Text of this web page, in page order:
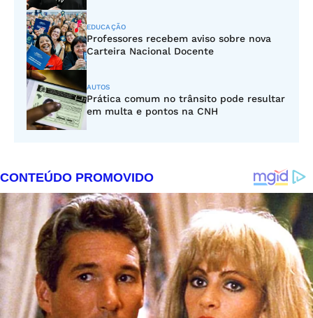
EDUCAÇÃO
Professores recebem aviso sobre nova
Carteira Nacional Docente
AUTOS
Prática comum no trânsito pode resultar
em multa e pontos na CNH